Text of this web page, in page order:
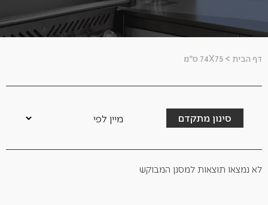
דף הבית > 74X75 ס"מ
סינון מתקדם
לא נמצאו תוצאות למסנן המבוקש